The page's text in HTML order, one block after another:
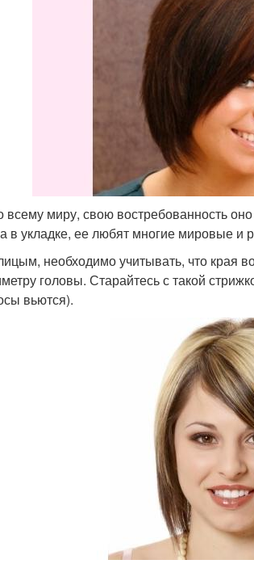
всему миру, свою востребованность
в укладке, ее любят многие мировые и
необходимо учитывать, что края
головы. Старайтесь с такой
вьются).